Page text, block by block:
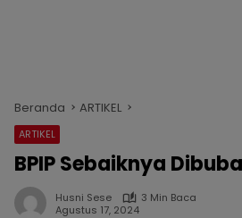
Beranda ARTIKEL
ARTIKEL
BPIP Sebaiknya
Husni Sese
3 Min Baca
Agustus 17, 2024